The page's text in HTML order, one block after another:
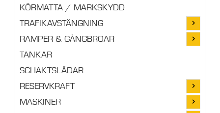
KÖRMATTA / MARKSKYDD
TRAFIKAVSTÄNGNING
RAMPER & GÅNGBROAR
TANKAR
SCHAKTSLÄDAR
RESERVKRAFT
MASKINER